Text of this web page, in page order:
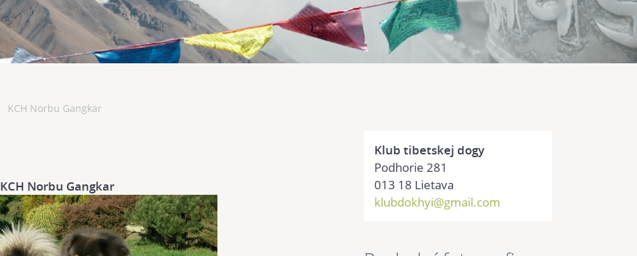
KCH Norbu Gangkar
KCH Norbu Gangkar
Klub tibetskej dogy
Podhorie 281
013 18 Lietava
klubdokhyi@gmail.com